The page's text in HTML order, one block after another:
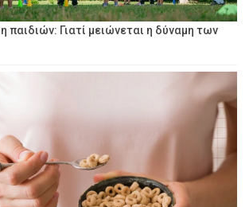
παιδιών: Γιατί μειώνεται η δύναμη των